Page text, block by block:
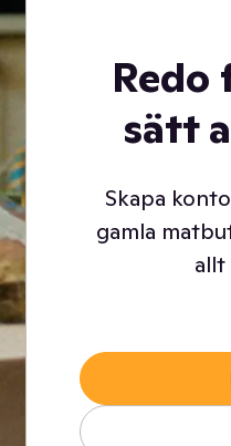
sätt
Skapa
gamla
allt